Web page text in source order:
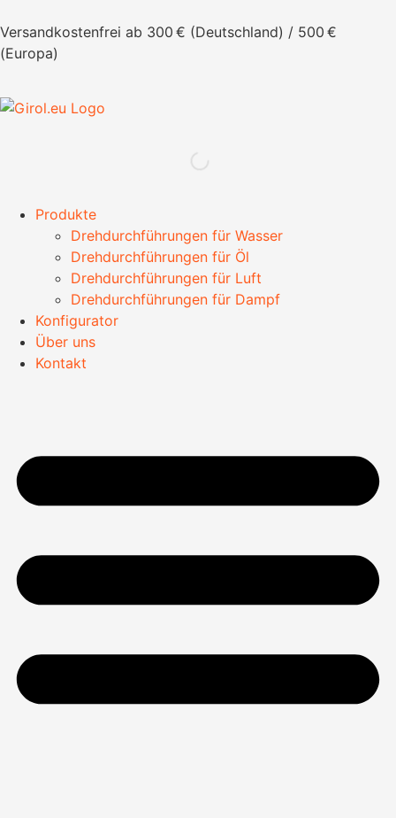
Versandkostenfrei ab 300 € (Deutschland) / 500 €
(Europa)
Produkte
Drehdurchführungen für Wasser
Drehdurchführungen für Öl
Drehdurchführungen für Luft
Drehdurchführungen für Dampf
Konfigurator
Über uns
Kontakt